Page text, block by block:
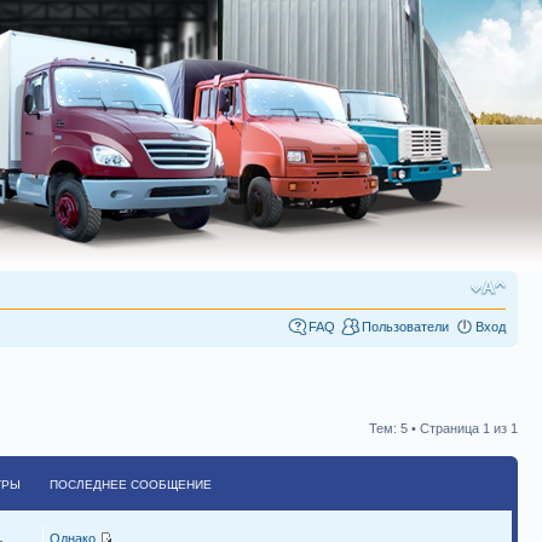
FAQ Пользователи Вход
Тем: 5 • Страница 1 из 1
ПОСЛЕДНЕЕ СООБЩЕНИЕ
Однако